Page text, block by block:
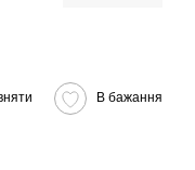
В бажання